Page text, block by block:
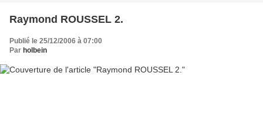
Raymond ROUSSEL 2.
Publié le 25/12/2006 à 07:00
Par holbein